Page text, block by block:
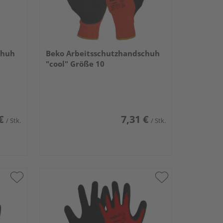
/ Stk.
Beko Arbeitsschutzhandschuh
"cool" Größe 10
7,31 € / Stk.